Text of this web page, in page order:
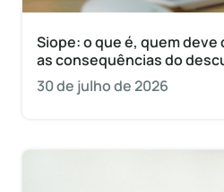
Siope: o que é, quem deve
as consequências do
30 de julho de 2026